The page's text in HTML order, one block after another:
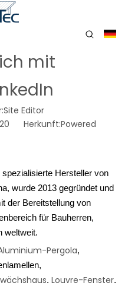
mit
Editor
20 Herkunft:Powered
Hersteller von
wurde 2013 gegründet und
der Bereitstellung von
für Bauherren,
weltweit.
Pergola,
, Louvre-Fenster